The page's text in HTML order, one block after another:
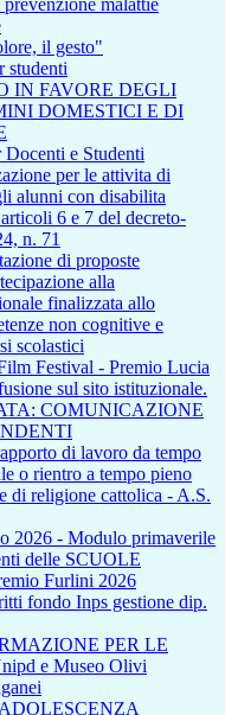
malattie
il gesto"
studenti
IN FAVORE DEGLI
DOMESTICI E DI
e Studenti
per le attivita di
alunni con disabilita
6 e 7 del decreto-
n. 71
di proposte
alla
finalizzata allo
non cognitive e
scolastici
Festival - Premio Lucia
sul sito istituzionale.
COMUNICAZIONE
di lavoro da tempo
o rientro a tempo pieno
di religione cattolica - A.S.
2026 - Modulo primaverile
delle SCUOLE
Furlini 2026
fondo Inps gestione dip.
PER LE
e Museo Olivi